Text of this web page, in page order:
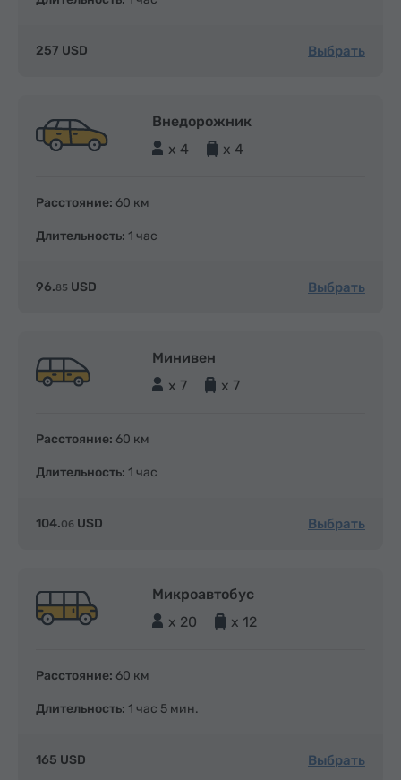
257 USD Выбрать
Внедорожник
x 4
x 4
Расстояние: 60 км
Длительность: 1 час
96.85 USD Выбрать
Минивен
x 7
x 7
Расстояние: 60 км
Длительность: 1 час
104.06 USD Выбрать
Микроавтобус
x 20
x 12
Расстояние: 60 км
Длительность: 1 час 5 мин.
165 USD Выбрать